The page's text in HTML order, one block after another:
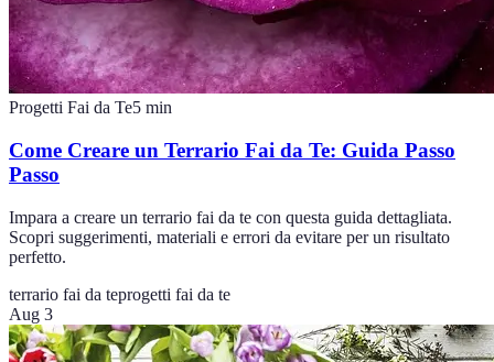
Progetti Fai da Te5 min
Come Creare un Terrario Fai da Te: Guida Passo
Passo
Impara a creare un terrario fai da te con questa guida dettagliata.
Scopri suggerimenti, materiali e errori da evitare per un risultato
perfetto.
terrario fai da teprogetti fai da te
Aug 3